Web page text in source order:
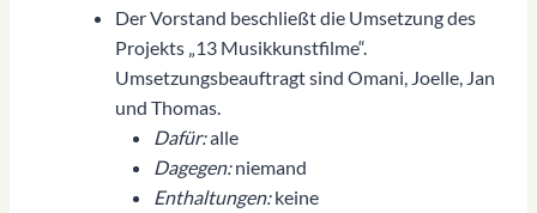
Der Vorstand beschließt die Umsetzung des
Projekts „13 Musikkunstfilme“.
Umsetzungsbeauftragt sind Omani, Joelle, Jan
und Thomas.
Dafür:alle
Dagegen:niemand
Enthaltungen:keine